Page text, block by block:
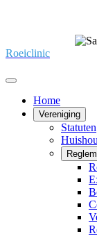
Roeiclinic
Home
Vereniging
Statuten